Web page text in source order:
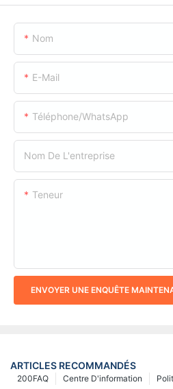
Nom
E-Mail
Téléphone/WhatsApp
Nom De L'entreprise
Teneur
ENVOYER UNE ENQUÊTE
ARTICLES RECOMMANDÉS
Centre D'information
200FAQ